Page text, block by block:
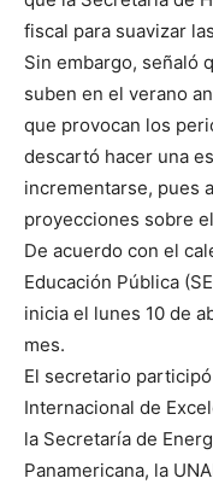
fiscal para suavizar
Sin embargo, señaló
suben en el verano
que provocan los
descartó hacer una
incrementarse, pues
proyecciones sobre
De acuerdo con el
Educación Pública
inicia el lunes 10 de
mes.
El secretario
Internacional de
la Secretaría de
Panamericana, la